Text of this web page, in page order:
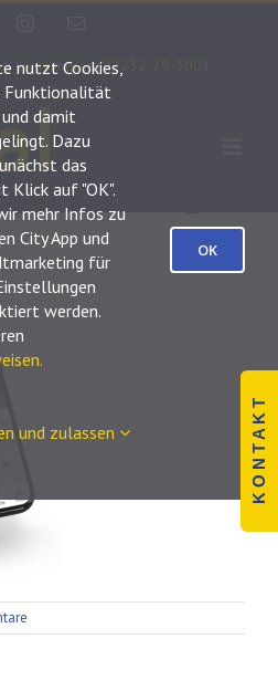
kontaktieren: 02232-79-3001
nutzt Cookies,
Funktionalität
damit
Dazu
das
Klick auf "OK".
mehr Infos zu
City App und
für
werden.
und zulassen
OK
K O N T A K T